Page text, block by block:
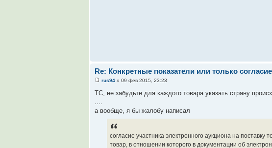
Re: Конкретные показатели или только согласие
rus94 » 09 фев 2015, 23:23
ТС, не забудьте для каждого товара указать страну
....
а вообще, я бы жалобу написал
согласие участника электронного аукциона на поставку
товар, в отношении которого в документации об